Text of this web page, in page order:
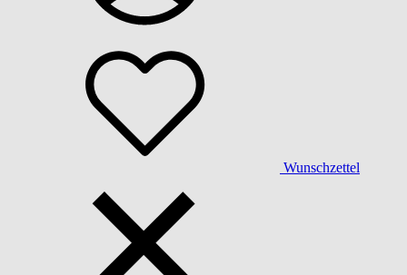
Wunschzettel